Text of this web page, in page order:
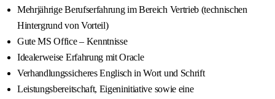
Mehrjährige Berufserfahrung im Bereich Vertrieb (technischen
Hintergrund von Vorteil)
Gute MS Office – Kenntnisse
Idealerweise Erfahrung mit Oracle
Verhandlungssicheres Englisch in Wort und Schrift
Leistungsbereitschaft, Eigeninitiative sowie eine